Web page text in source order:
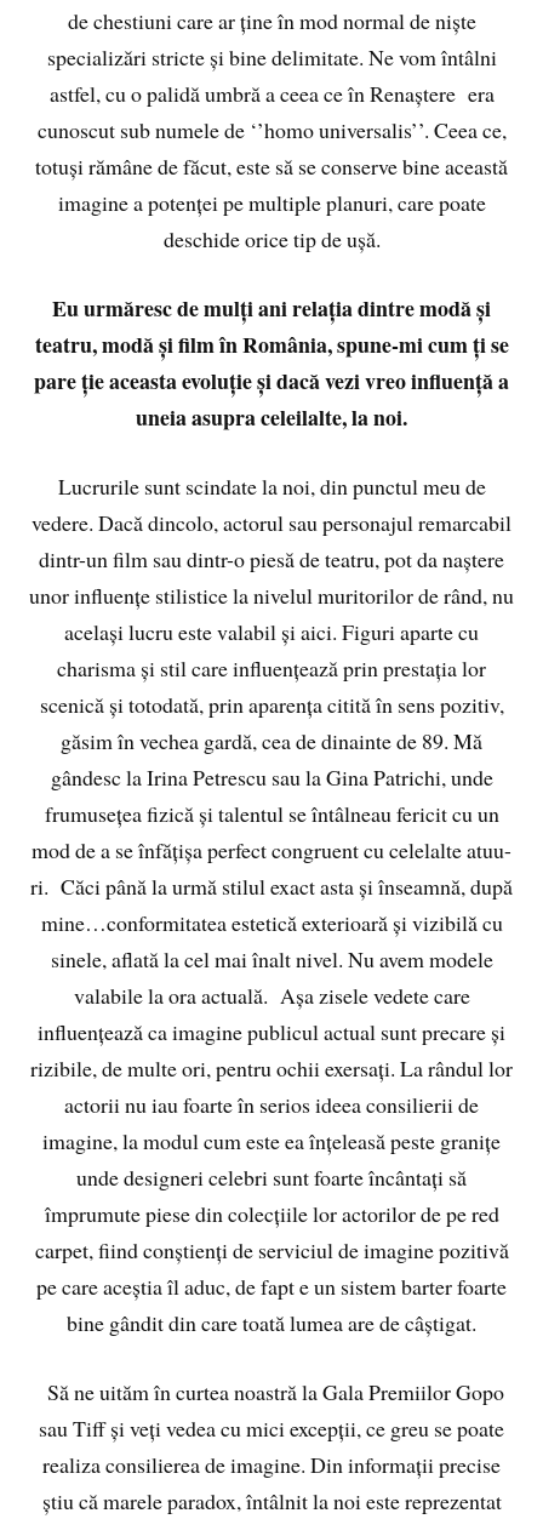
de chestiuni care ar ține în mod normal de niște
specializări stricte și bine delimitate. Ne vom întâlni
astfel, cu o palidă umbră a ceea ce în Renaștere era
cunoscut sub numele de ‘’homo universalis’’. Ceea ce,
totuși rămâne de făcut, este să se conserve bine această
imagine a potenței pe multiple planuri, care poate
deschide orice tip de ușă.
Eu urmăresc de mulți ani relația dintre modă și
teatru, modă și film în România, spune-mi cum ți se
pare ție aceasta evoluție și dacă vezi vreo influență a
uneia asupra celeilalte, la noi.
Lucrurile sunt scindate la noi, din punctul meu de
vedere. Dacă dincolo, actorul sau personajul remarcabil
dintr-un film sau dintr-o piesă de teatru, pot da naștere
unor influențe stilistice la nivelul muritorilor de rând, nu
același lucru este valabil și aici. Figuri aparte cu
charisma și stil care influențează prin prestația lor
scenică și totodată, prin aparența citită în sens pozitiv,
găsim în vechea gardă, cea de dinainte de 89. Mă
gândesc la Irina Petrescu sau la Gina Patrichi, unde
frumusețea fizică și talentul se întâlneau fericit cu un
mod de a se înfățișa perfect congruent cu celelalte atuu-
ri. Căci până la urmă stilul exact asta și înseamnă, după
mine…conformitatea estetică exterioară și vizibilă cu
sinele, aflată la cel mai înalt nivel. Nu avem modele
valabile la ora actuală. Așa zisele vedete care
influențează ca imagine publicul actual sunt precare și
rizibile, de multe ori, pentru ochii exersați. La rândul lor
actorii nu iau foarte în serios ideea consilierii de
imagine, la modul cum este ea înțeleasă peste granițe
unde designeri celebri sunt foarte încântați să
împrumute piese din colecțiile lor actorilor de pe red
carpet, fiind conștienți de serviciul de imagine pozitivă
pe care aceștia îl aduc, de fapt e un sistem barter foarte
bine gândit din care toată lumea are de câștigat.
Să ne uităm în curtea noastră la Gala Premiilor Gopo
sau Tiff și veți vedea cu mici excepții, ce greu se poate
realiza consilierea de imagine. Din informații precise
știu că marele paradox, întâlnit la noi este reprezentat